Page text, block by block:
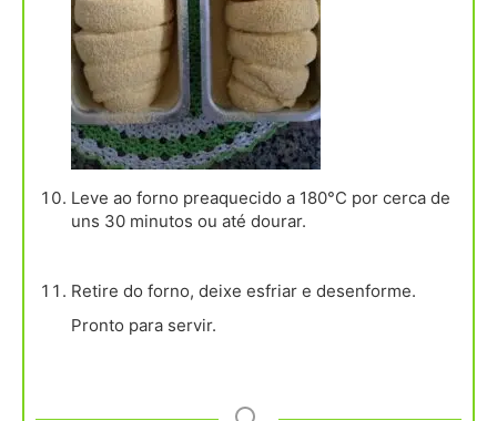
Leve ao forno preaquecido a 180°C por cerca de
uns 30 minutos ou até dourar.
Retire do forno, deixe esfriar e desenforme.
Pronto para servir.